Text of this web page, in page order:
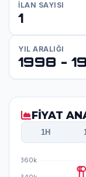
İLAN SAYISI
1
YIL ARALIĞI
1998 -
FİYAT
1H